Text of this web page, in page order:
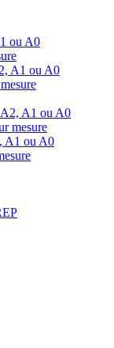
ou A0
A1 ou A0
A2, A1 ou A0
mesure
A1 ou A0